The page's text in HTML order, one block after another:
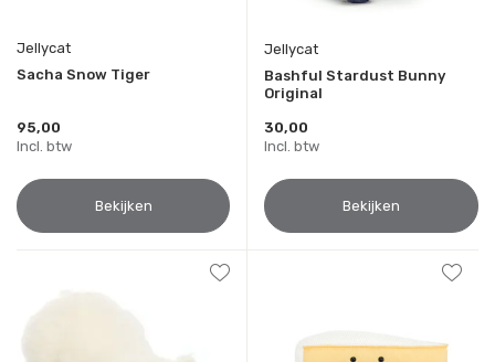
Jellycat
Sacha Snow Tiger
95,00
Incl. btw
Bekijken
Jellycat
Bashful Stardust Bunny
Original
30,00
Incl. btw
Bekijken